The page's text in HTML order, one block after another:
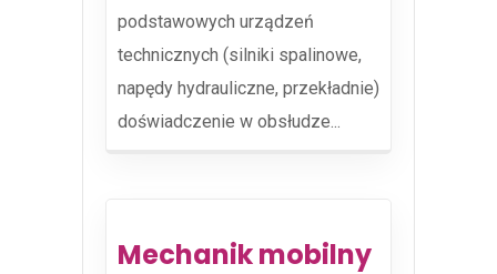
podstawowych urządzeń
technicznych (silniki spalinowe,
napędy hydrauliczne, przekładnie)
doświadczenie w obsłudze...
Mechanik mobilny